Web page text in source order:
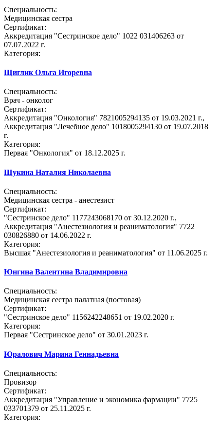
Специальность:
Медицинская сестра
Сертификат:
Аккредитация "Сестринское дело" 1022 031406263 от
07.07.2022 г.
Категория:
Щиглик Ольга Игоревна
Специальность:
Врач - онколог
Сертификат:
Аккредитация "Онкология" 7821005294135 от 19.03.2021 г.,
Аккредитация "Лечебное дело" 1018005294130 от 19.07.2018
г.
Категория:
Первая "Онкология" от 18.12.2025 г.
Щукина Наталия Николаевна
Специальность:
Медицинская сестра - анестезист
Сертификат:
"Сестринское дело" 1177243068170 от 30.12.2020 г.,
Аккредитация "Анестезиология и реаниматология" 7722
030826880 от 14.06.2022 г.
Категория:
Высшая "Анестезиология и реаниматология" от 11.06.2025 г.
Юнгина Валентина Владимировна
Специальность:
Медицинская сестра палатная (постовая)
Сертификат:
"Сестринское дело" 1156242248651 от 19.02.2020 г.
Категория:
Первая "Сестринское дело" от 30.01.2023 г.
Юралович Марина Геннадьевна
Специальность:
Провизор
Сертификат:
Аккредитация "Управление и экономика фармации" 7725
033701379 от 25.11.2025 г.
Категория: